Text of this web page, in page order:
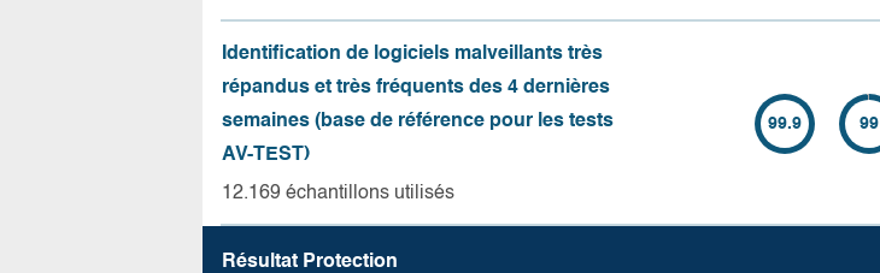
Identification de logiciels malveillants très
répandus et très fréquents des 4 dernières
semaines (base de référence pour les tests
AV-TEST)
12.169 échantillons utilisés
99.9 99
Résultat Protection